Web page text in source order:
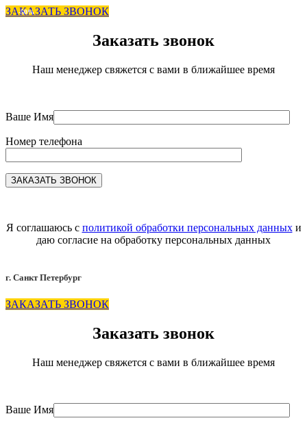
ЗАКАЗАТЬ ЗВОНОК
Заказать звонок
Наш менеджер свяжется с вами в ближайшее время
Ваше Имя
Номер телефона
Я соглашаюсь с политикой обработки персональных данныхи
даю согласие на обработку персональных данных
г. Санкт Петербург
ЗАКАЗАТЬ ЗВОНОК
Заказать звонок
Наш менеджер свяжется с вами в ближайшее время
Ваше Имя
-50%